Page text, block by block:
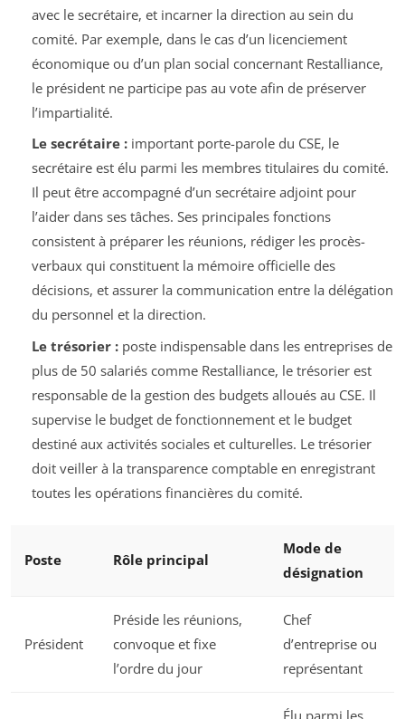
avec le secrétaire, et incarner la direction au sein du
comité. Par exemple, dans le cas d’un licenciement
économique ou d’un plan social concernant Restalliance,
le président ne participe pas au vote afin de préserver
l’impartialité.
Le secrétaire :important porte-parole du CSE, le
secrétaire est élu parmi les membres titulaires du comité.
Il peut être accompagné d’un secrétaire adjoint pour
l’aider dans ses tâches. Ses principales fonctions
consistent à préparer les réunions, rédiger les procès-
verbaux qui constituent la mémoire officielle des
décisions, et assurer la communication entre la délégation
du personnel et la direction.
Le trésorier :poste indispensable dans les entreprises de
plus de 50 salariés comme Restalliance, le trésorier est
responsable de la gestion des budgets alloués au CSE. Il
supervise le budget de fonctionnement et le budget
destiné aux activités sociales et culturelles. Le trésorier
doit veiller à la transparence comptable en enregistrant
toutes les opérations financières du comité.
Poste Rôle principal
Mode de
désignation
Président
Préside les réunions,
convoque et fixe
l’ordre du jour
Chef
d’entreprise ou
représentant